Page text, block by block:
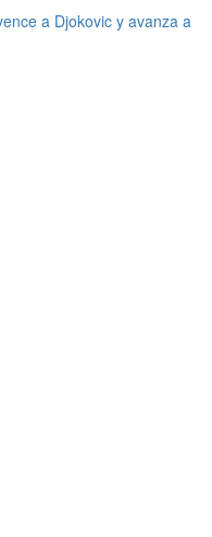
a Djokovic y avanza a